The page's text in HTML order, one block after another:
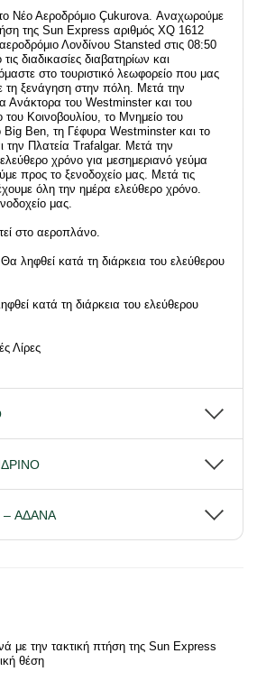
Νέο Αεροδρόμιο Çukurova. Αναχωρούμε
της Sun Express αριθμός XQ 1612
Λονδίνου Stansted στις 08:50
διαδικασίες διαβατηρίων και
στο τουριστικό λεωφορείο που μας
τη ξενάγηση στην πόλη. Μετά την
Ανάκτορα του Westminster και του
του Κοινοβουλίου, το Μνημείο του
Ben, τη Γέφυρα Westminster και το
την Πλατεία Trafalgar. Μετά την
χρόνο για μεσημεριανό γεύμα
προς το ξενοδοχείο μας. Μετά τις
όλη την ημέρα ελεύθερο χρόνο.
μας.
στο αεροπλάνο.
Θα ληφθεί κατά τη διάρκεια του ελεύθερου
κατά τη διάρκεια του ελεύθερου
Λίρες
– ΑΔΑΝΑ
με την τακτική πτήση της Sun Express
θέση